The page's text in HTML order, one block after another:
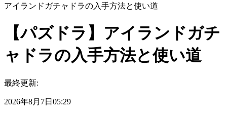
アイランドガチャドラの入手方法と使い道
【パズドラ】アイランドガチ
ャドラの入手方法と使い道
最終更新:
2026年8月7日05:29